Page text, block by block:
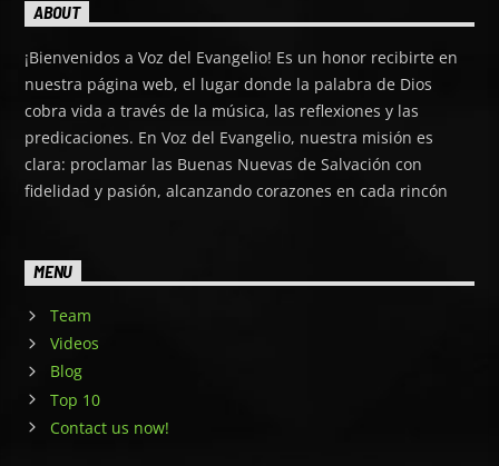
ABOUT
¡Bienvenidos a Voz del Evangelio! Es un honor recibirte en
nuestra página web, el lugar donde la palabra de Dios
cobra vida a través de la música, las reflexiones y las
predicaciones. En Voz del Evangelio, nuestra misión es
clara: proclamar las Buenas Nuevas de Salvación con
fidelidad y pasión, alcanzando corazones en cada rincón
MENU
Team
Videos
Blog
Top 10
Contact us now!